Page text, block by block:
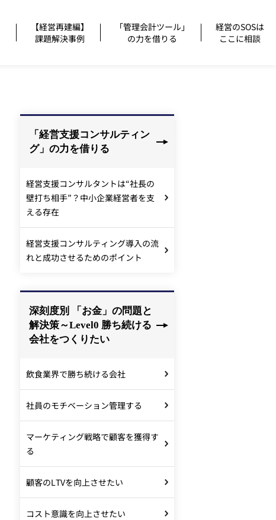
【経営再建編】
課題解決事例
「管理会計ツール」
の力を借りる
経営のSOSは
ここに相談
「経営支援コンサルティン
グ」の力を借りる
経営支援コンサルタントは“社長の
壁打ち相手”？中小企業経営者を支
える存在
経営支援コンサルティング導入の流
れと成功させるためのポイント
深刻度別 「お金」の問題と
解決策～Level0 勝ち続ける
会社をつくりたい
飲食業界で勝ち続ける会社
社員のモチベーション管理する
マーケティング戦略で顧客を獲得す
る
顧客のLTVを向上させたい
コスト意識を向上させたい